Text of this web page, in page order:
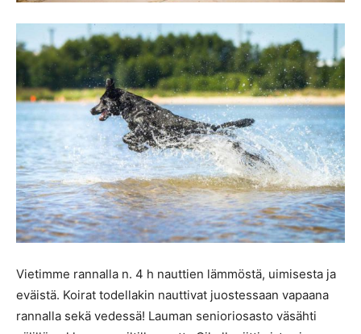
Vietimme rannalla n. 4 h nauttien lämmöstä, uimisesta ja
eväistä. Koirat todellakin nauttivat juostessaan vapaana
rannalla sekä vedessä! Lauman senioriosasto väsähti